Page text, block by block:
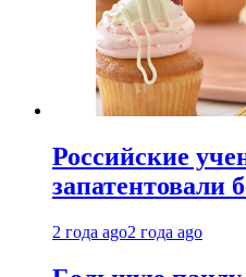
Российские
запатентовали
2 года ago2 года ago